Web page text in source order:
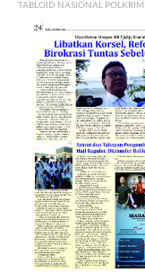
TABLOID NASIONAL POLKRIM